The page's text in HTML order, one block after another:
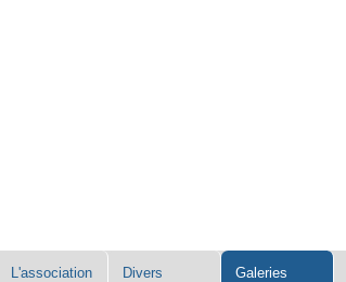
L'association Divers Galeries